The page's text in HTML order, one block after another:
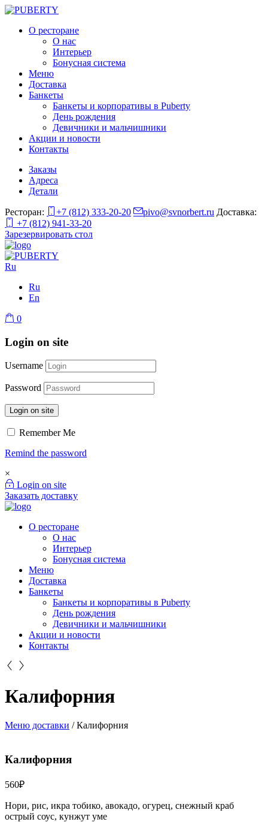
О ресторане
О нас
Интерьер
Бонусная система
Меню
Доставка
Банкеты
Банкеты и корпоративы в Puberty
День рождения
Девичники и мальчишники
Акции и новости
Контакты
Заказы
Адреса
Детали
Ресторан: +7 (812) 333-20-20 pivo@svnorbert.ru Доставка:
+7 (812) 941-33-20
Зарезервировать стол
Ru
Ru
En
0
Login on site
Username
Password
Login on site
Remember Me
Remind the password
×
Login on site
Заказать доставку
О ресторане
О нас
Интерьер
Бонусная система
Меню
Доставка
Банкеты
Банкеты и корпоративы в Puberty
День рождения
Девичники и мальчишники
Акции и новости
Контакты
Калифорния
Меню доставки /Калифорния
Калифорния
560₽
Нори, рис, икра тобико, авокадо, огурец, снежный краб
острый соус, кунжут уме